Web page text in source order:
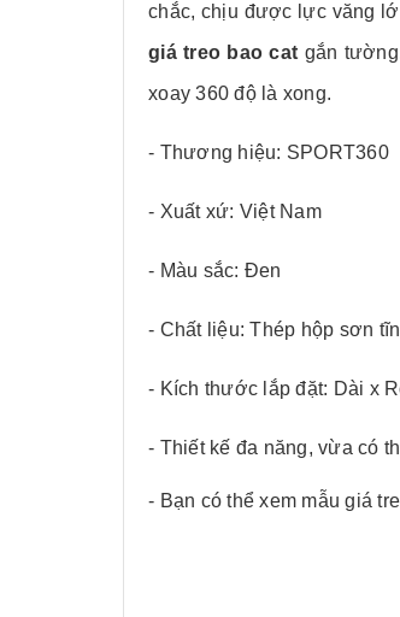
chắc, chịu được lực văng
giá treo bao cat gắn
xoay 360 độ là xong.
- Thương hiệu: SPORT360
- Xuất xứ: Việt Nam
- Màu sắc: Đen
- Chất liệu: Thép hộp sơn
- Kích thước lắp đặt: Dài x
- Thiết kế đa năng, vừa có
- Bạn có thể xem mẫu giá